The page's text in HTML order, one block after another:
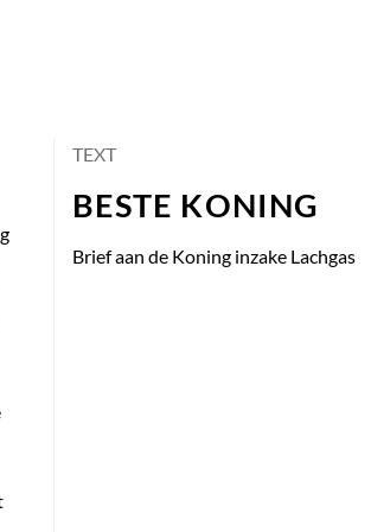
TEXT
BESTE KONING
Brief aan de Koning inzake Lachgas